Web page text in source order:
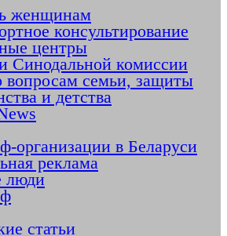
женщинам
консультирование
центры
Синодальной комиссии
семьи, защиты
и детства
организации в Беларуси
реклама
люди
статьи